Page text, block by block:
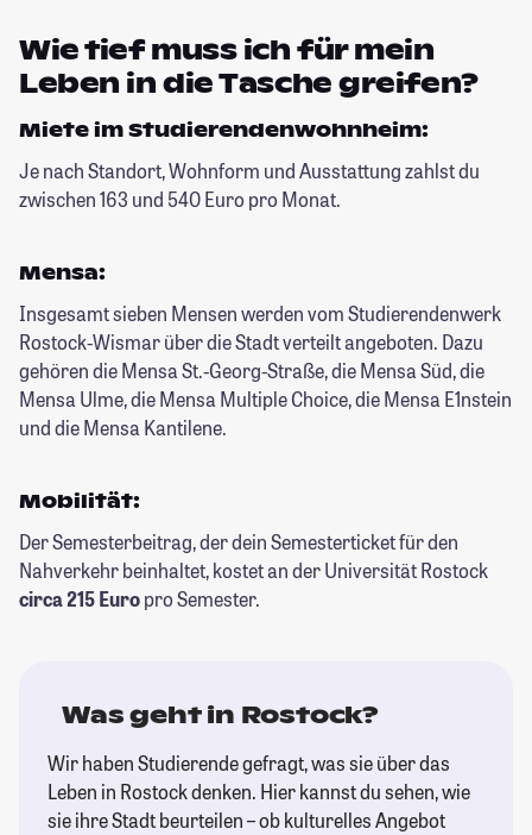
Wie tief muss ich für mein
Leben in die Tasche greifen?
Miete im Studierendenwohnheim:
Je nach Standort, Wohnform und Ausstattung zahlst du
zwischen 163 und 540 Euro pro Monat.
Mensa:
Insgesamt sieben Mensen werden vom Studierendenwerk
Rostock-Wismar über die Stadt verteilt angeboten. Dazu
gehören die Mensa St.-Georg-Straße, die Mensa Süd, die
Mensa Ulme, die Mensa Multiple Choice, die Mensa E1nstein
und die Mensa Kantilene.
Mobilität:
Der Semesterbeitrag, der dein Semesterticket für den
Nahverkehr beinhaltet, kostet an der Universität Rostock
circa 215 Europro Semester.
Was geht in Rostock?
Wir haben Studierende gefragt, was sie über das
Leben in Rostock denken. Hier kannst du sehen, wie
sie ihre Stadt beurteilen – ob kulturelles Angebot